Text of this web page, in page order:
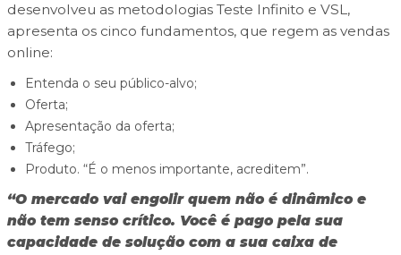
desenvolveu as metodologias Teste Infinito e VSL,
apresenta os cinco fundamentos, que regem as vendas
online:
Entenda o seu público-alvo;
Oferta;
Apresentação da oferta;
Tráfego;
Produto. “É o menos importante, acreditem”.
“O mercado vai engolir quem não é dinâmico e
não tem senso crítico. Você é pago pela sua
capacidade de solução com a sua caixa de